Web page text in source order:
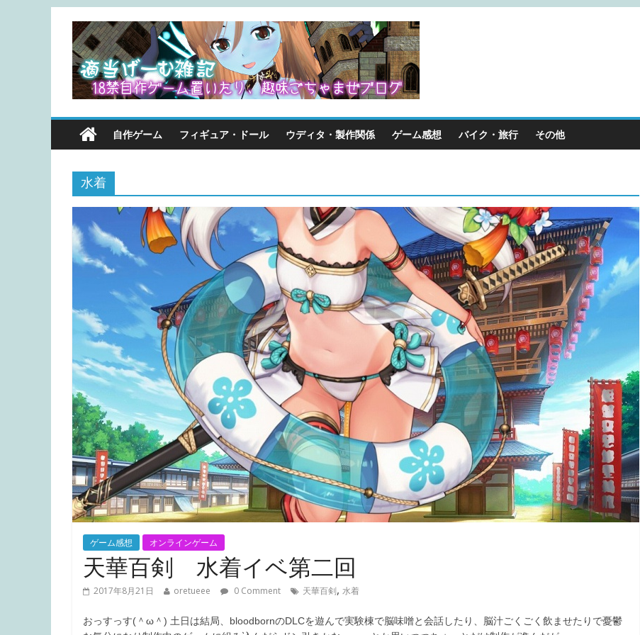
自作ゲーム フィギュア・ドール ウディタ・製作関係 ゲーム感想 バイク・旅行 その他
水着
ゲーム感想 オンラインゲーム
天華百剣 水着イベ第二回
2017年8月21日 oretueee 0 Comment 天華百剣, 水着
おっすっす(＾ω＾) 土日は結局、bloodbornのDLCを遊んで実験棟で脳味噌と会話したり、脳汁ごくごく飲ませたりで憂鬱